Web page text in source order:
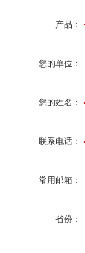
产品：
您的单位：
您的姓名：
联系电话：
常用邮箱：
省份：